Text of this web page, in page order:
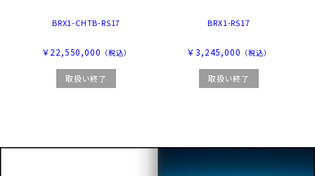
BRX1-CHTB-RS17
￥22,550,000 （税込）
取扱い終了
BRX1-RS17
￥3,245,000 （税込）
取扱い終了